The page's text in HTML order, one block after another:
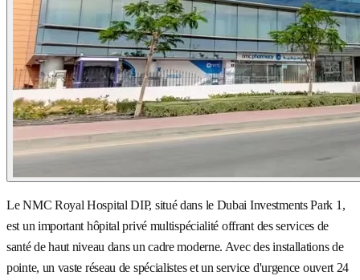
Le NMC Royal Hospital DIP, situé dans le Dubai Investments Park 1,
est un important hôpital privé multispécialité offrant des services de
santé de haut niveau dans un cadre moderne. Avec des installations de
pointe, un vaste réseau de spécialistes et un service d'urgence ouvert 24